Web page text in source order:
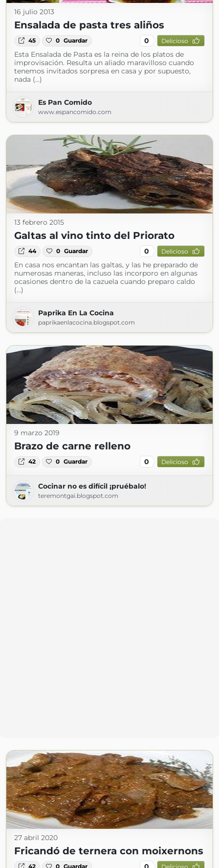
16 julio 2013
Ensalada de pasta tres aliños
45 0 Guardar 0 Delicioso
Esta Ensalada de Pasta es la reina de los platos de
improvisación. Resulta un aliado maravilloso cuando
tenemos invitados sorpresa en casa y por supuesto,
nada (...)
Es Pan Comido
www.espancomido.com
13 febrero 2015
Galtas al vino tinto del Priorato
44 0 Guardar 0 Delicioso
En casa nos encantan las galtas, y las he preparado de
numerosas maneras, incluso las incorporo en algunas
ocasiones dentro de la cazuela cuando preparo caldo
(...)
Paprika En La Cocina
paprikaenlacocina.blogspot.com
9 marzo 2019
Brazo de carne relleno
42 0 Guardar 0 Delicioso
Cocinar no es difícil ¡pruébalo!
teremontgai.blogspot.com
27 abril 2020
Fricandó de ternera con moixernons
42 0 Guardar